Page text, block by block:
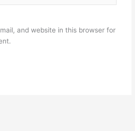
and website in this browser for